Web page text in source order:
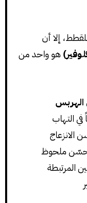
إلا أن
هو واحد من
الهربس
التهاب
الانزعاج
تحسّن ملحوظ
المرتبطة